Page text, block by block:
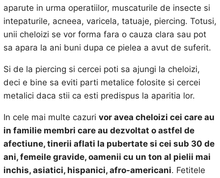
aparute in urma operatiilor, muscaturile de insecte si
intepaturile, acneea, varicela, tatuaje, piercing. Totusi,
unii cheloizi se vor forma fara o cauza clara sau pot
sa apara la ani buni dupa ce pielea a avut de suferit.
Si de la piercing si cercei poti sa ajungi la cheloizi,
deci e bine sa eviti parti metalice folosite si cercei
metalici daca stii ca esti predispus la aparitia lor.
In cele mai multe cazuri vor avea cheloizi cei care au
in familie membri care au dezvoltat o astfel de
afectiune, tinerii aflati la pubertate si cei sub 30 de
ani, femeile gravide, oamenii cu un ton al pielii mai
inchis, asiatici, hispanici, afro-americani. Fetitele